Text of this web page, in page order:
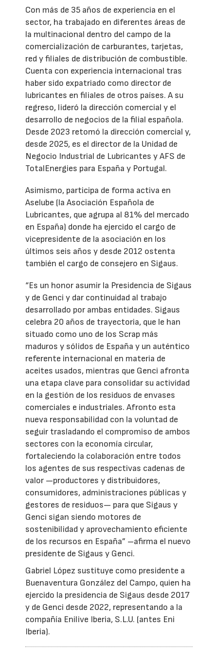
Con más de 35 años de experiencia en el
sector, ha trabajado en diferentes áreas de
la multinacional dentro del campo de la
comercialización de carburantes, tarjetas,
red y filiales de distribución de combustible.
Cuenta con experiencia internacional tras
haber sido expatriado como director de
lubricantes en filiales de otros países. A su
regreso, lideró la dirección comercial y el
desarrollo de negocios de la filial española.
Desde 2023 retomó la dirección comercial y,
desde 2025, es el director de la Unidad de
Negocio Industrial de Lubricantes y AFS de
TotalEnergies para España y Portugal.
Asimismo, participa de forma activa en
Aselube (la Asociación Española de
Lubricantes, que agrupa al 81% del mercado
en España) donde ha ejercido el cargo de
vicepresidente de la asociación en los
últimos seis años y desde 2012 ostenta
también el cargo de consejero en Sigaus.
“Es un honor asumir la Presidencia de Sigaus
y de Genci y dar continuidad al trabajo
desarrollado por ambas entidades. Sigaus
celebra 20 años de trayectoria, que le han
situado como uno de los Scrap más
maduros y sólidos de España y un auténtico
referente internacional en materia de
aceites usados, mientras que Genci afronta
una etapa clave para consolidar su actividad
en la gestión de los residuos de envases
comerciales e industriales. Afronto esta
nueva responsabilidad con la voluntad de
seguir trasladando el compromiso de ambos
sectores con la economía circular,
fortaleciendo la colaboración entre todos
los agentes de sus respectivas cadenas de
valor —productores y distribuidores,
consumidores, administraciones públicas y
gestores de residuos— para que Sigaus y
Genci sigan siendo motores de
sostenibilidad y aprovechamiento eficiente
de los recursos en España” –afirma el nuevo
presidente de Sigaus y Genci.
Gabriel López sustituye como presidente a
Buenaventura González del Campo, quien ha
ejercido la presidencia de Sigaus desde 2017
y de Genci desde 2022, representando a la
compañía Enilive Iberia, S.L.U. (antes Eni
Iberia).